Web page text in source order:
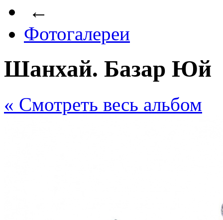
←
Фотогалереи
Шанхай. Базар Юй
« Cмотреть весь альбом